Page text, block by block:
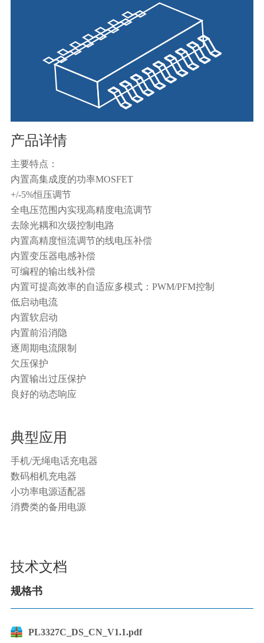
产品详情
主要特点：
内置高集成度的功率MOSFET
+/-5%恒压调节
全电压范围内实现高精度电流调节
去除光耦和次级控制电路
内置高精度恒流调节的线电压补偿
内置变压器电感补偿
可编程的输出线补偿
内置可提高效率的自适应多模式：PWM/PFM控制
低启动电流
内置软启动
内置前沿消隐
逐周期电流限制
欠压保护
内置输出过压保护
良好的动态响应
典型应用
手机/无绳电话充电器
数码相机充电器
小功率电源适配器
消费类的备用电源
技术文档
规格书
PL3327C_DS_CN_V1.1.pdf